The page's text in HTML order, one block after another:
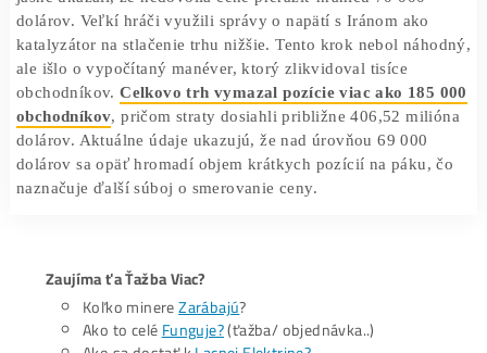
zaviesť
25 % clá na tovary využívajúce dovážanú oceľ
hliník
. Pri predchádzajúcich oznámeniach o clách
širší trh s kryptomenami zaznamenali tvrdé prepady.
navyše znásobuje prebiehajúci vojnový konflikt, čo môže
vyvolať extrémnu volatilitu naprieč všetkými finančnými
trhmi.
Počas tohto obdobia bitcoinové veľryby aktívne bránili
jasne ukázali, že nedovolia cene preraziť hranicu 70 000
ale išlo o vypočítaný manéver, ktorý zlikvidoval tisíce
obchodníkov.Celkovo trh vymazal pozície viac ako
obchodníkov, pričom straty dosiahli približne 406,52